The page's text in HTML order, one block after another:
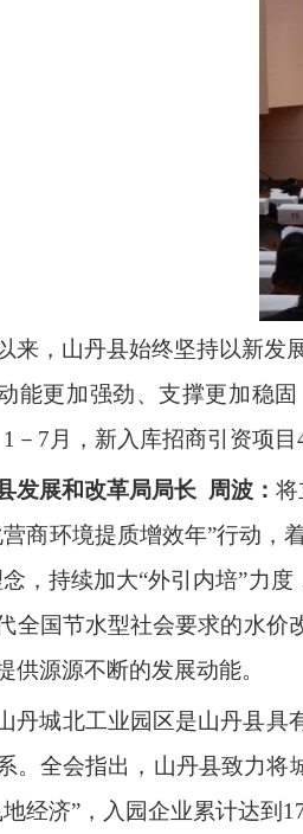
来，山丹县始终坚持以新发
能更加强劲、支撑更加稳
－7月，新入库招商引资项
发展和改革局局长 周波： 将
商环境提质增效年”行动，
念，持续加大“外引内培”力
全国节水型社会要求的水价
供源源不断的发展动能。
丹城北工业园区是山丹县具
。全会指出，山丹县致力将
经济”，入园企业累计达到